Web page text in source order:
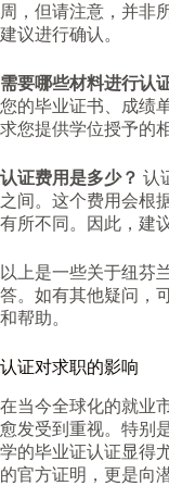
周，但请注意，并非
建议进行确认。
需要哪些材料进行认
您的毕业证书、成绩
求您提供学位授予的
认证费用是多少？ 认
之间。这个费用会根
有所不同。因此，建
以上是一些关于纽芬
答。如有其他疑问，
和帮助。
认证对求职的影响
在当今全球化的就业
愈发受到重视。特别
学的毕业证认证显得
的官方证明，更是向